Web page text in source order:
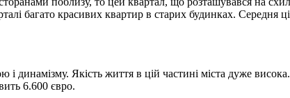
багато красивих квартир в старих будинках. Середня
динамізму. Якість життя в цій частині міста дуже
6.600 євро.